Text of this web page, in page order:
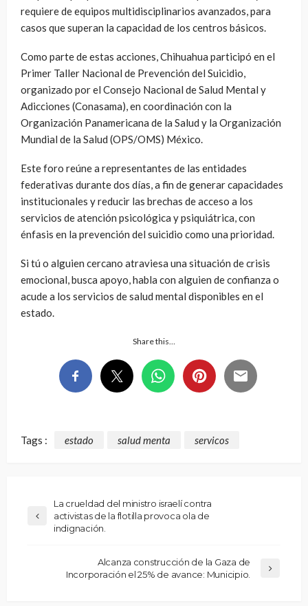
requiere de equipos multidisciplinarios avanzados, para
casos que superan la capacidad de los centros básicos.
Como parte de estas acciones, Chihuahua participó en el
Primer Taller Nacional de Prevención del Suicidio,
organizado por el Consejo Nacional de Salud Mental y
Adicciones (Conasama), en coordinación con la
Organización Panamericana de la Salud y la Organización
Mundial de la Salud (OPS/OMS) México.
Este foro reúne a representantes de las entidades
federativas durante dos días, a fin de generar capacidades
institucionales y reducir las brechas de acceso a los
servicios de atención psicológica y psiquiátrica, con
énfasis en la prevención del suicidio como una prioridad.
Si tú o alguien cercano atraviesa una situación de crisis
emocional, busca apoyo, habla con alguien de confianza o
acude a los servicios de salud mental disponibles en el
estado.
Share this…
Tags : estado salud menta servicos
La crueldad del ministro israelí contra
activistas de la flotilla provoca ola de
indignación.
Alcanza construcción de la Gaza de
Incorporación el 25% de avance: Municipio.